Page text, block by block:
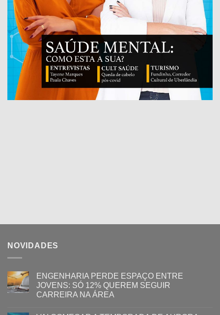
NOVIDADES
ENGENHARIA PERDE ESPAÇO ENTRE
JOVENS: SÓ 12% QUEREM SEGUIR
CARREIRA NA ÁREA